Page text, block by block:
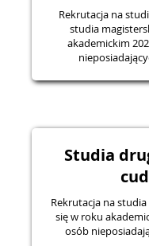
Rekrutacja na
studia
akademickim
Studia
Rekrutacja na
się w roku
osób